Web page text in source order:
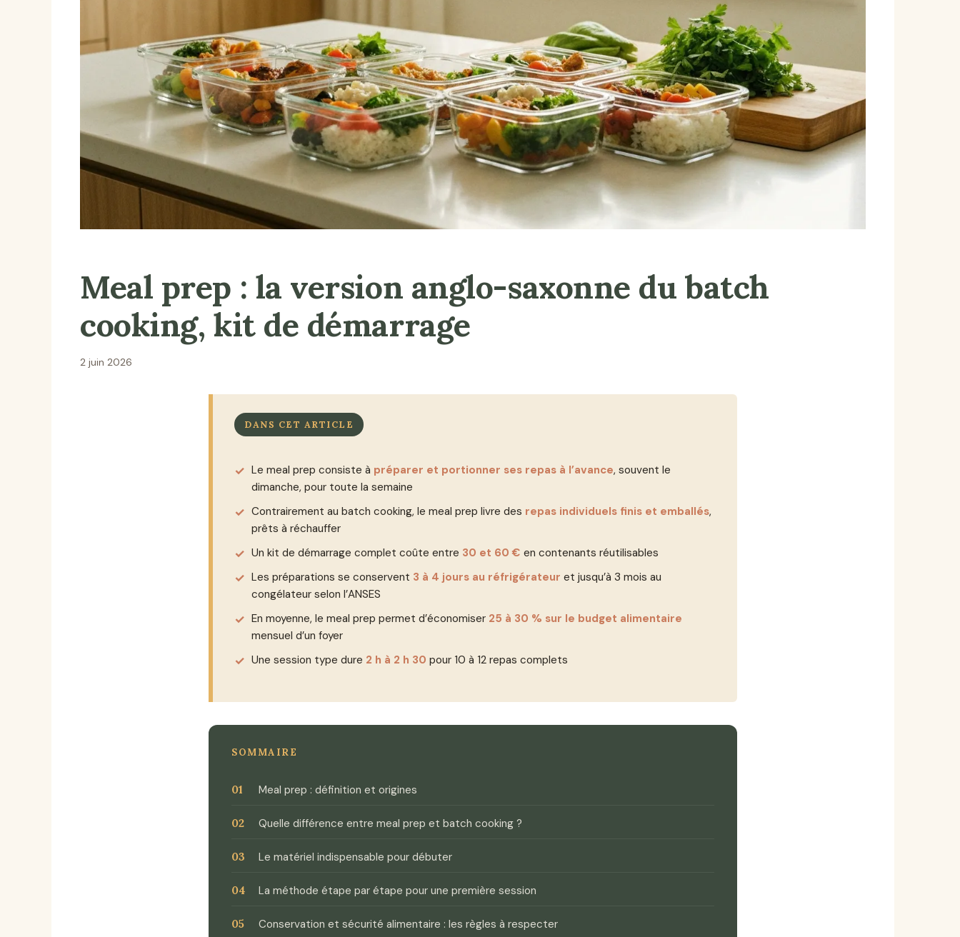
Meal prep : la version anglo-saxonne du batch
cooking, kit de démarrage
2 juin 2026
DANS CET ARTICLE
Le meal prep consiste à préparer et portionner ses repas à l’avance, souvent le
dimanche, pour toute la semaine
Contrairement au batch cooking, le meal prep livre des repas individuels finis et emballés,
prêts à réchauffer
Un kit de démarrage complet coûte entre 30 et 60 € en contenants réutilisables
Les préparations se conservent 3 à 4 jours au réfrigérateur et jusqu’à 3 mois au
congélateur selon l’ANSES
En moyenne, le meal prep permet d’économiser 25 à 30 % sur le budget alimentaire
mensuel d’un foyer
Une session type dure 2 h à 2 h 30 pour 10 à 12 repas complets
SOMMAIRE
Meal prep : définition et origines
Quelle différence entre meal prep et batch cooking ?
Le matériel indispensable pour débuter
La méthode étape par étape pour une première session
Conservation et sécurité alimentaire : les règles à respecter